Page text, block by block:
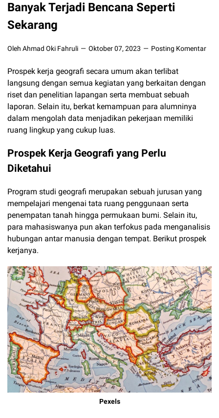
Banyak Terjadi Bencana Seperti
Sekarang
Oleh Ahmad Oki Fahruli Oktober 07, 2023 Posting Komentar
Prospek kerja geografi secara umum akan terlibat
langsung dengan semua kegiatan yang berkaitan dengan
riset dan penelitian lapangan serta membuat sebuah
laporan. Selain itu, berkat kemampuan para alumninya
dalam mengolah data menjadikan pekerjaan memiliki
ruang lingkup yang cukup luas.
Prospek Kerja Geografi yang Perlu
Diketahui
Program studi geografi merupakan sebuah jurusan yang
mempelajari mengenai tata ruang penggunaan serta
penempatan tanah hingga permukaan bumi. Selain itu,
para mahasiswanya pun akan terfokus pada menganalisis
hubungan antar manusia dengan tempat. Berikut prospek
kerjanya.
Pexels